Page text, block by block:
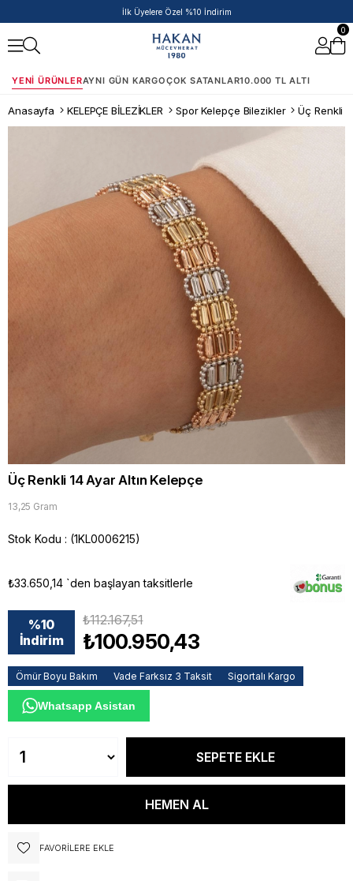
İlk Üyelere Özel %10 İndirim
0
YENI ÜRÜNLERAYNI GÜN KARGOÇOK SATANLAR10.000 TL ALTI
Anasayfa KELEPÇE BİLEZİKLER Spor Kelepçe Bilezikler Üç Renkli
Üç Renkli 14 Ayar Altın Kelepçe
13,25 Gram
Stok Kodu (1KL0006215)
₺33.650,14 `den başlayan taksitlerle
%10
İndirim
₺112.167,51
₺100.950,43
Ömür Boyu Bakım Vade Farksız 3 Taksit Sigortalı Kargo
Whatsapp Asistan
FAVORILERE EKLE